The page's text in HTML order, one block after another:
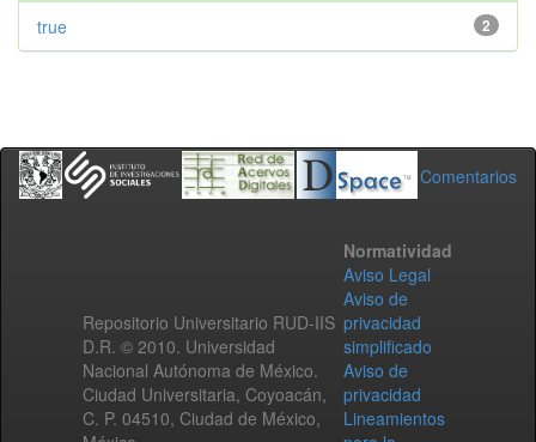
2
true
Comentarios
Repositorio Universitario RUD-IIS
D.R. © 2010. Universidad
Nacional Autónoma de México.
Ciudad Universitaria, Coyoacán,
C. P. 04510, Ciudad de México,
Normatividad
Aviso Legal
Aviso de
privacidad
simplificado
Aviso de
privacidad
Lineamientos